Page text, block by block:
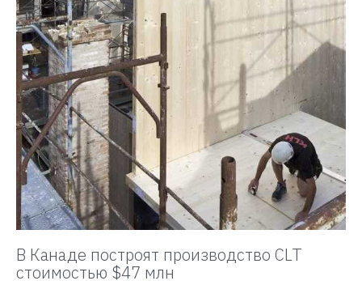
В Канаде построят производство CLT
стоимостью $47 млн